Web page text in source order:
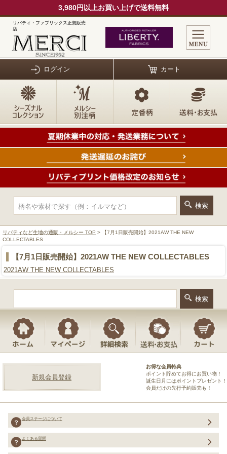
3,980円以上お買い上げで送料無料
リバティ・ファブリックス正規販売
店
ログイン カート
リバティなど生地の通販・メルシー TOP > 【7月1日販売開始】2021AW THE NEW
COLLECTABLES
【7月1日販売開始】2021AW THE NEW COLLECTABLES
2021AW THE NEW COLLECTABLES
新規会員登録
お得な会員特典
ポイント貯めてお得にお買い物！
誕生日月にはポイントプレゼント！
会員だけの先行予約販売も！
会員ステージについて
よくある質問